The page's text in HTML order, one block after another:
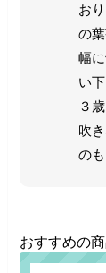
お
の
幅
い下
３
吹
の
おすすめの